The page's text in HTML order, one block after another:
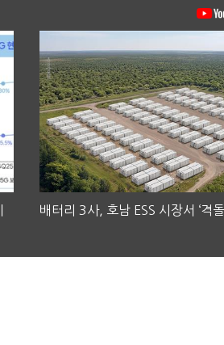
배터리 3사, 호남 ESS 시장서 ‘격돌